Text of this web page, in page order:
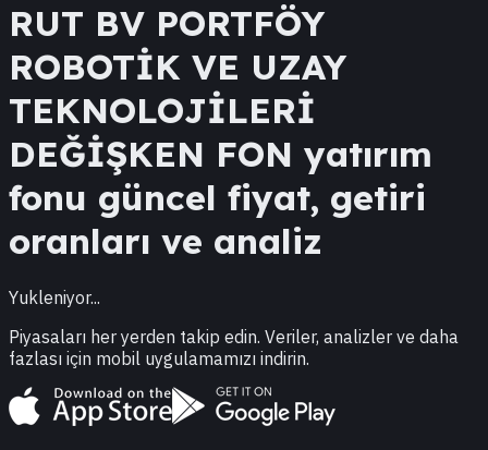
RUT BV PORTFÖY
ROBOTİK VE UZAY
TEKNOLOJİLERİ
DEĞİŞKEN FON yatırım
fonu güncel fiyat, getiri
oranları ve analiz
Yukleniyor...
Piyasaları her yerden takip edin. Veriler, analizler ve daha
fazlası için mobil uygulamamızı indirin.